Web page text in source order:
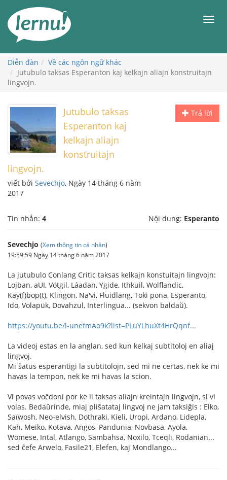
đến
phần
dung
Diễn đàn
Về các ngôn ngữ khác
Jutubulo taksas Esperanton kaj kelkajn aliajn konstruitajn
lingvojn.
Trả lời
Jutubulo taksas
Esperanton kaj
kelkajn aliajn
konstruitajn
lingvojn.
viết bởi Sevechjo, Ngày 14 tháng 6 năm
2017
Tin nhắn: 4 Nội dung: Esperanto
Sevechjo (Xem thông tin cá nhân)
19:59:59 Ngày 14 tháng 6 năm 2017
La jutubulo Conlang Critic taksas kelkajn konstuitajn lingvojn:
Lojban, aUI, Vötgil, Láadan, Ygide, Ithkuil, Wolflandic,
Kay(f)bop(t), Klingon, Na'vi, Fluidlang, Toki pona, Esperanto,
Ido, Volapük, Dovahzul, Interlingua... (sekvon baldaŭ).
https://youtu.be/l-unefmAo9k?list=PLuYLhuXt4HrQqnf...
La videoj estas en la anglan, sed kun kelkaj subtitoloj en aliaj
lingvoj.
Mi ŝatus esperantigi la subtitolojn, sed mi ne certas, nek ke mi
havas la tempon, nek ke mi havas la scion.
Vi povas voĉdoni por ke li taksas aliajn kreintajn lingvojn, si vi
volas. Bedaŭrinde, miaj pliŝatataj lingvoj ne jam taksiĝis : Elko,
Saïwosh, Neo-elvish, Dothraki, Kieli, Uropi, Ardano, Lidepla,
Kah, Meiko, Kotava, Angos, Pandunia, Novbasa, Ayola,
Womese, Intal, Atlango, Sambahsa, Noxilo, Tceqli, Rodanian...
sed ĉefe Arwelo, Fasile21, Elefen, kaj Mondlango...